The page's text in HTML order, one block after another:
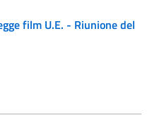
film U.E. - Riunione del